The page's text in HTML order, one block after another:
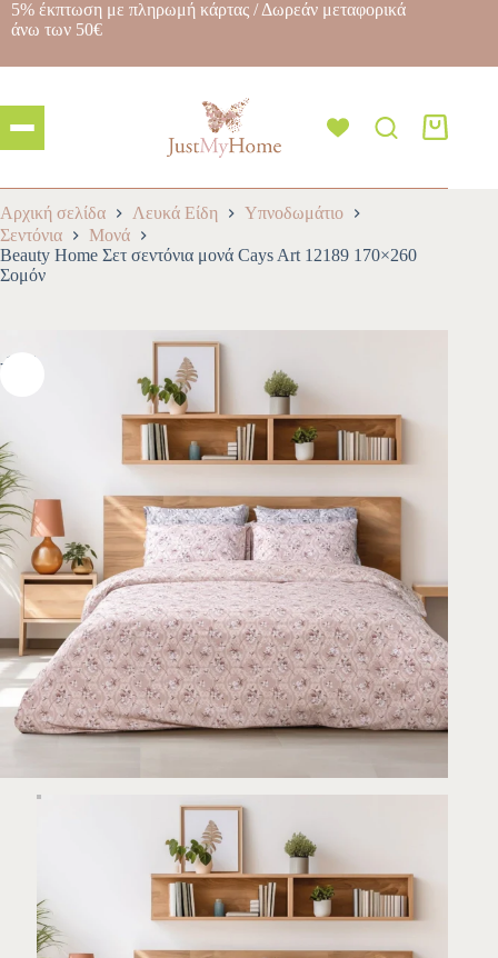
5% έκπτωση με πληρωμή κάρτας / Δωρεάν μεταφορικά
άνω των 50€
Αρχική σελίδα Λευκά Είδη
Υπνοδωμάτιο
Σεντόνια
Μονά
Beauty Home Σετ σεντόνια μονά Cays Art 12189 170×260
Σομόν
-10%